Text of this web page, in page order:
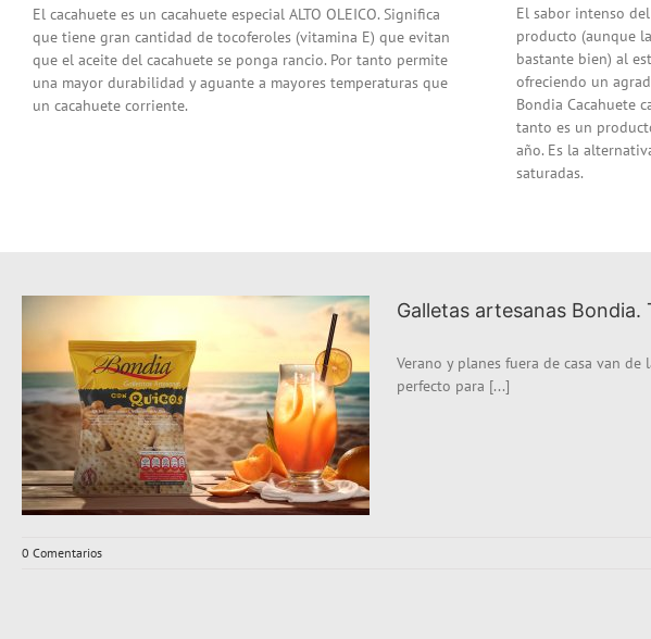
El cacahuete es un cacahuete especial ALTO OLEICO. Significa
que tiene gran cantidad de tocoferoles (vitamina E) que evitan
que el aceite del cacahuete se ponga rancio. Por tanto permite
una mayor durabilidad y aguante a mayores temperaturas que
un cacahuete corriente.
El sabor intenso
producto (aunque
bastante bien) al
ofreciendo un
Bondia Cacahuete
tanto es un
año. Es la
saturadas.
Galletas artesanas Bondia.
Verano y planes fuera de casa van
perfecto para [...]
0 Comentarios